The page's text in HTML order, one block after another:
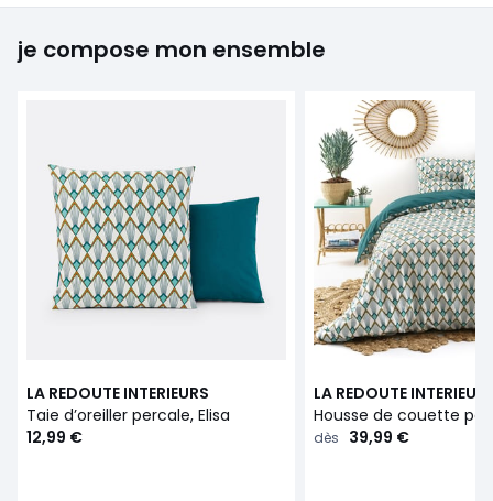
je compose mon ensemble
LA REDOUTE INTERIEURS
Taie d’oreiller percale, Elisa
12,99 €
LA REDOUTE
dès 39,99 €